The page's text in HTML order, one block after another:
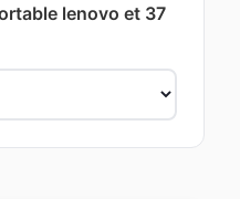
lenovo et 37